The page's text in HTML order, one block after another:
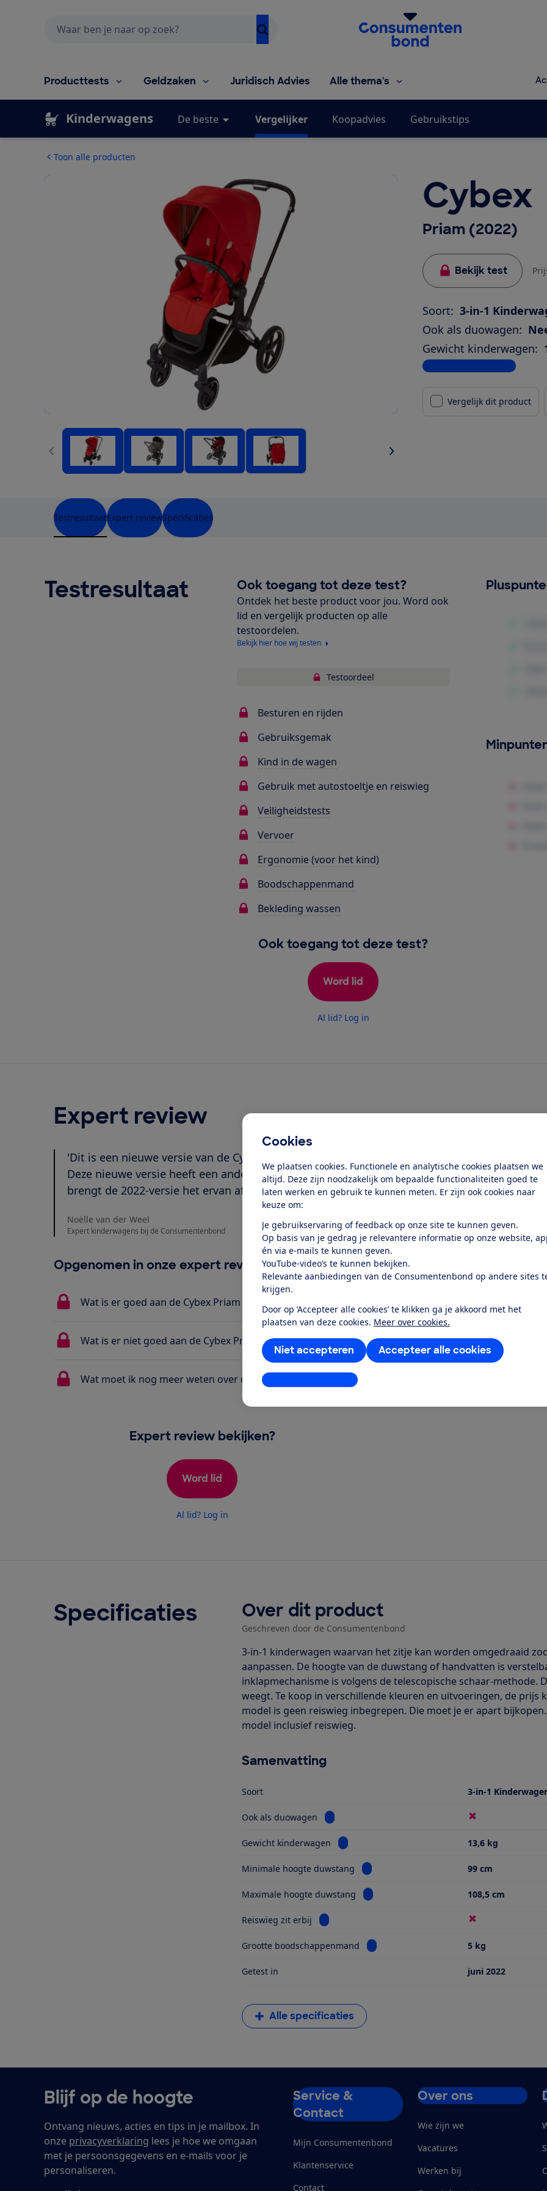
Cookies
We plaatsen cookies. Functionele en analytische cookies plaatsen we
altijd. Deze zijn noodzakelijk om bepaalde functionaliteiten goed te
laten werken en gebruik te kunnen meten. Er zijn ook cookies naar
keuze om:
Je gebruikservaring of feedback op onze site te kunnen geven.
Op basis van je gedrag je relevantere informatie op onze website,
én via e-mails te kunnen geven.
YouTube-video’s te kunnen bekijken.
Relevante aanbiedingen van de Consumentenbond op andere sites
krijgen.
Door op ‘Accepteer alle cookies’ te klikken ga je akkoord met het
plaatsen van deze cookies. Meer over cookies.
Accepteer alle cookies
Niet accepteren
Instellingen aanpassen
Homepage van de Consumentenbond
Producttests Geldzaken Juridisch Advies Alle thema's
Kinderwagens De beste Vergelijker Koopadvies Gebruikstips
Toon alle producten
Cybex
Priam (2022)
Bekijk test
Soort: 3-in-1
Ook als duowagen:
Gewicht kinderwagen:
Bekijk alle specificaties
Vergelijk dit product
TestresultaatExpert reviewSpecificaties
Testresultaat Ook toegang tot deze test?
Ontdek het beste product voor jou. Word ook
lid en vergelijk producten op alle
testoordelen.
Bekijk hier hoe wij testen
Testoordeel
Besturen en rijden
Gebruiksgemak
Kind in de wagen
Gebruik met autostoeltje en reiswieg
Veiligheidstests
Vervoer
Ergonomie (voor het kind)
Boodschappenmand
Bekleding wassen
Ook toegang tot deze test?
Word lid
Al lid? Log in
Expert review
'Dit is een nieuwe versie van de Cybex Priam. De
Deze nieuwe versie heeft een ander tuigje en zitje. Ook zit de reiswieg hoger. Hoe
brengt de 2022-versie het ervan af in onze test?'
Noëlle van der Weel
Expert kinderwagens bij de Consumentenbond
Opgenomen in onze expert review
Wat is er goed aan de Cybex Priam (2022)?
Wat is er niet goed aan de Cybex Priam (2022)?
Wat moet ik nog meer weten over de Cybex Priam (2022)?
Expert review bekijken?
Word lid
Al lid? Log in
Specificaties Over dit product
Geschreven door de Consumentenbond
3-in-1 kinderwagen waarvan het zitje kan worden omgedraaid
aanpassen. De hoogte van de duwstang of handvatten is
inklapmechanisme is volgens de telescopische schaar-methode.
weegt. Te koop in verschillende kleuren en uitvoeringen, de prijs
model is geen reiswieg inbegrepen. Die moet je er apart
model inclusief reiswieg.
Samenvatting
Soort 3-in-1
Ook als duowagen Bekijk informatie voor Ook als duowagen
Gewicht kinderwagen Bekijk informatie voor Gewicht kinderwagen
13,6 kg
Minimale hoogte duwstang Bekijk informatie voor Minimale hoogte
99 cm
Maximale hoogte duwstang Bekijk informatie voor Maximale hoogte
108,5 cm
Reiswieg zit erbij Bekijk informatie voor Reiswieg zit erbij
Grootte boodschappenmand Bekijk informatie voor Grootte
5 kg
Getest in juni 2022
Alle specificaties
Blijf op de hoogte
Ontvang nieuws, acties en tips in je mailbox. In
onze privacyverklaring lees je hoe we omgaan
met je persoonsgegevens en e-mails voor je
personaliseren.
Service &
Contact
Mijn Consumentenbond
Klantenservice
Contact
Over ons
Wie zijn we
Vacatures
Werken bij